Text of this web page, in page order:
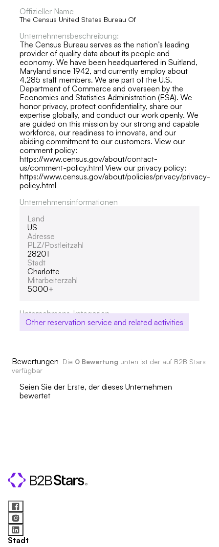
Offizieller Name
The Census United States Bureau Of
Unternehmensbeschreibung:
The Census Bureau serves as the nation’s leading
provider of quality data about its people and
economy. We have been headquartered in Suitland,
Maryland since 1942, and currently employ about
4,285 staff members. We are part of the U.S.
Department of Commerce and overseen by the
Economics and Statistics Administration (ESA). We
honor privacy, protect confidentiality, share our
expertise globally, and conduct our work openly. We
are guided on this mission by our strong and capable
workforce, our readiness to innovate, and our
abiding commitment to our customers. View our
comment policy:
https://www.census.gov/about/contact-
us/comment-policy.html View our privacy policy:
https://www.census.gov/about/policies/privacy/privacy-
policy.html
Unternehmensinformationen
Land
US
Adresse
PLZ/Postleitzahl
28201
Stadt
Charlotte
Mitarbeiterzahl
5000+
Unternehmens-kategorien
Other reservation service and related activities
Bewertungen Die 0 Bewertung unten ist der auf B2B Stars
verfügbar
Seien Sie der Erste, der dieses Unternehmen
bewertet
Stadt